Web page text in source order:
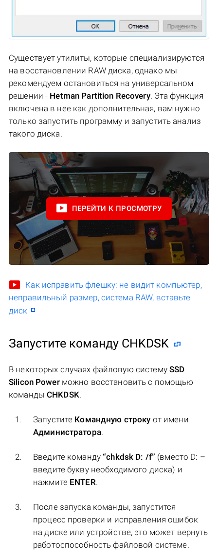
Существует утилиты, которые специализируются
на восстановлении RAW диска, однако мы
рекомендуем остановиться на универсальном
решении - Hetman Partition Recovery. Эта функция
включена в нее как дополнительная, вам нужно
только запустить программу и запустить анализ
такого диска.
ПЕРЕЙТИ К ПРОСМОТРУ
Как исправить флешку: не видит компьютер,
неправильный размер, система RAW, вставьте
диск
Запустите команду CHKDSK
В некоторых случаях файловую систему SSD
Silicon Powerможно восстановить с помощью
командыCHKDSK.
Запустите Командную строку от имени
Администратора.
Введите команду “chkdsk D: /f” (вместо D: –
введите букву необходимого диска) и
нажмите ENTER.
После запуска команды, запустится
процесс проверки и исправления ошибок
на диске или устройстве, это может вернуть
работоспособность файловой системе.